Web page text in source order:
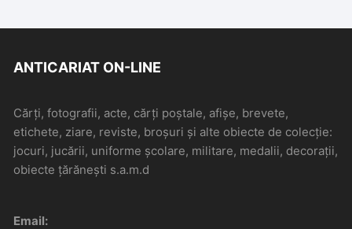
ANTICARIAT ON-LINE
Cărți, fotografii, acte, cărți poștale, afișe, brevete,
etichete, ziare, reviste, broșuri și alte obiecte de colecție:
jocuri, jucării, uniforme școlare, militare, medalii, decorații,
obiecte țărănești s.a.m.d
Email: